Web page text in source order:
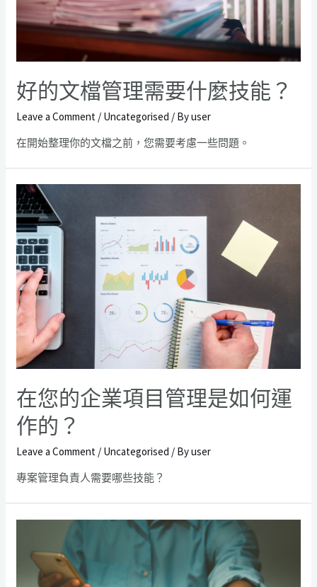
好的文檔管理需要什麼技能？
Leave a Comment / Uncategorised / Byuser
在開始整理你的文檔之前，您需要考慮一些問題。
在您的企業項目管理是如何運
作的？
Leave a Comment / Uncategorised / Byuser
專案管理負責人需要哪些技能？